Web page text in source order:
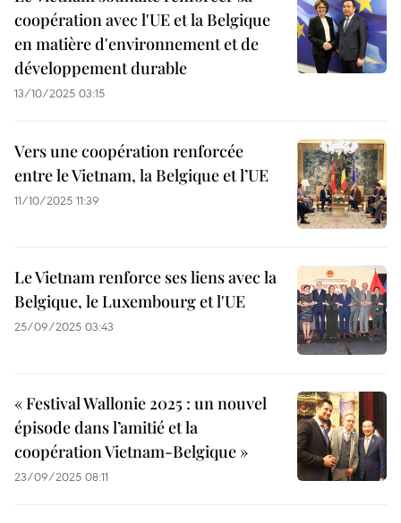
coopération avec l'UE et la Belgique
en matière d'environnement et de
développement durable
13/10/2025 03:15
Vers une coopération renforcée
entre le Vietnam, la Belgique et l’UE
11/10/2025 11:39
Le Vietnam renforce ses liens avec la
Belgique, le Luxembourg et l'UE
25/09/2025 03:43
« Festival Wallonie 2025 : un nouvel
épisode dans l’amitié et la
coopération Vietnam-Belgique »
23/09/2025 08:11